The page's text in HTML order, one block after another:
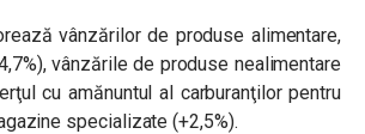
vânzărilor de produse alimentare,
vânzările de produse nealimentare
cu amănuntul al carburanţilor pentru
specializate (+2,5%).